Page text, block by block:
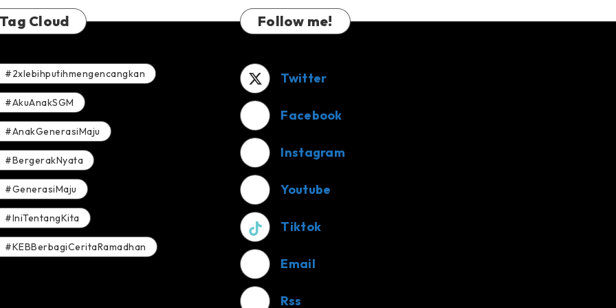
Tag Cloud
#2xlebihputihmengencangkan
#AkuAnakSGM
#AnakGenerasiMaju
#BergerakNyata
#GenerasiMaju
#IniTentangKita
#KEBBerbagiCeritaRamadhan
Follow me!
Twitter
Facebook
Instagram
Youtube
Tiktok
Email
Rss